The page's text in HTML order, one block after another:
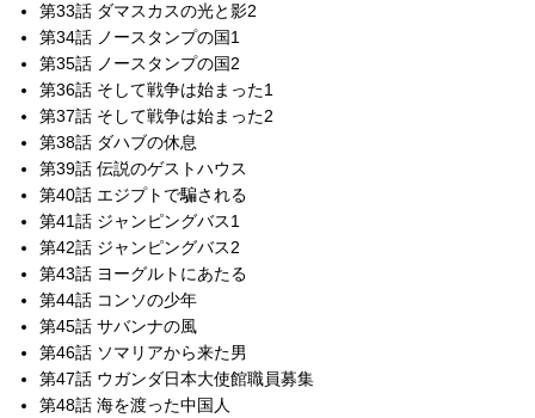
第33話 ダマスカスの光と影2
第34話 ノースタンプの国1
第35話 ノースタンプの国2
第36話 そして戦争は始まった1
第37話 そして戦争は始まった2
第38話 ダハブの休息
第39話 伝説のゲストハウス
第40話 エジプトで騙される
第41話 ジャンピングバス1
第42話 ジャンピングバス2
第43話 ヨーグルトにあたる
第44話 コンソの少年
第45話 サバンナの風
第46話 ソマリアから来た男
第47話 ウガンダ日本大使館職員募集
第48話 海を渡った中国人